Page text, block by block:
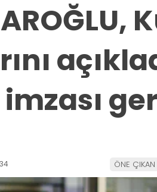
ÖNE ÇIKAN